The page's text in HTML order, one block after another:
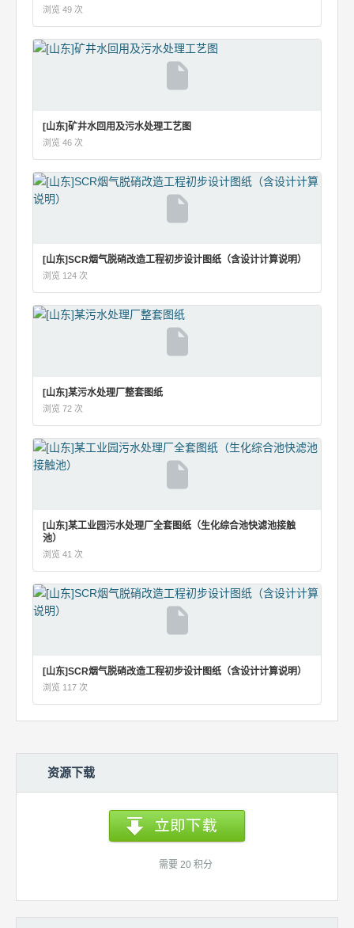
浏览 49 次
[山东]矿井水回用及污水处理工艺图
浏览 46 次
[山东]SCR烟气脱硝改造工程初步设计图纸（含设计计算说明）
浏览 124 次
[山东]某污水处理厂整套图纸
浏览 72 次
[山东]某工业园污水处理厂全套图纸（生化综合池快滤池接触
池）
浏览 41 次
[山东]SCR烟气脱硝改造工程初步设计图纸（含设计计算说明）
浏览 117 次
资源下载
需要 20 积分